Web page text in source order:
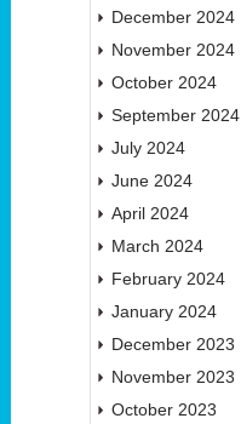
December 2024
November 2024
October 2024
September 2024
July 2024
June 2024
April 2024
March 2024
February 2024
January 2024
December 2023
November 2023
October 2023